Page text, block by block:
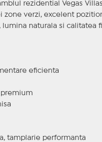
rezidential Vegas
verzi, excelent
naturala si calitatea
eficienta
premium
tamplarie performanta